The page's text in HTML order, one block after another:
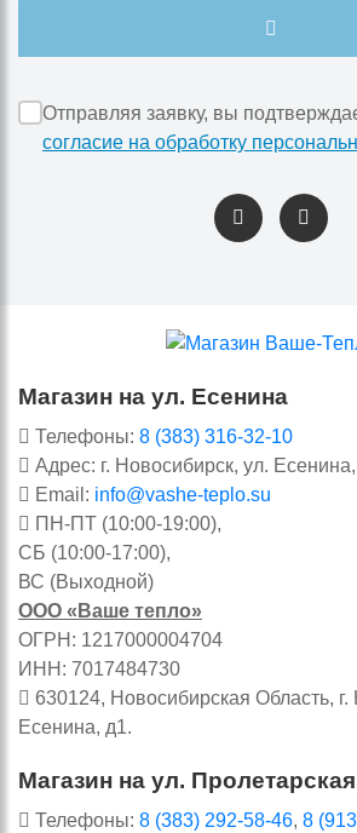
Отправляя заявку, вы
согласие на обработку
Магазин на ул. Есенина
Телефоны: 8 (383) 316-32-10
Адрес: г. Новосибирск, ул.
Email: info@vashe-teplo.su
ПН-ПТ (10:00-19:00),
СБ (10:00-17:00),
ВС (Выходной)
ООО «Ваше тепло»
ОГРН: 1217000004704
ИНН: 7017484730
630124, Новосибирская Область, г.
Есенина, д1.
Магазин на ул. Пролетарская
Телефоны: 8 (383) 292-58-46, 8